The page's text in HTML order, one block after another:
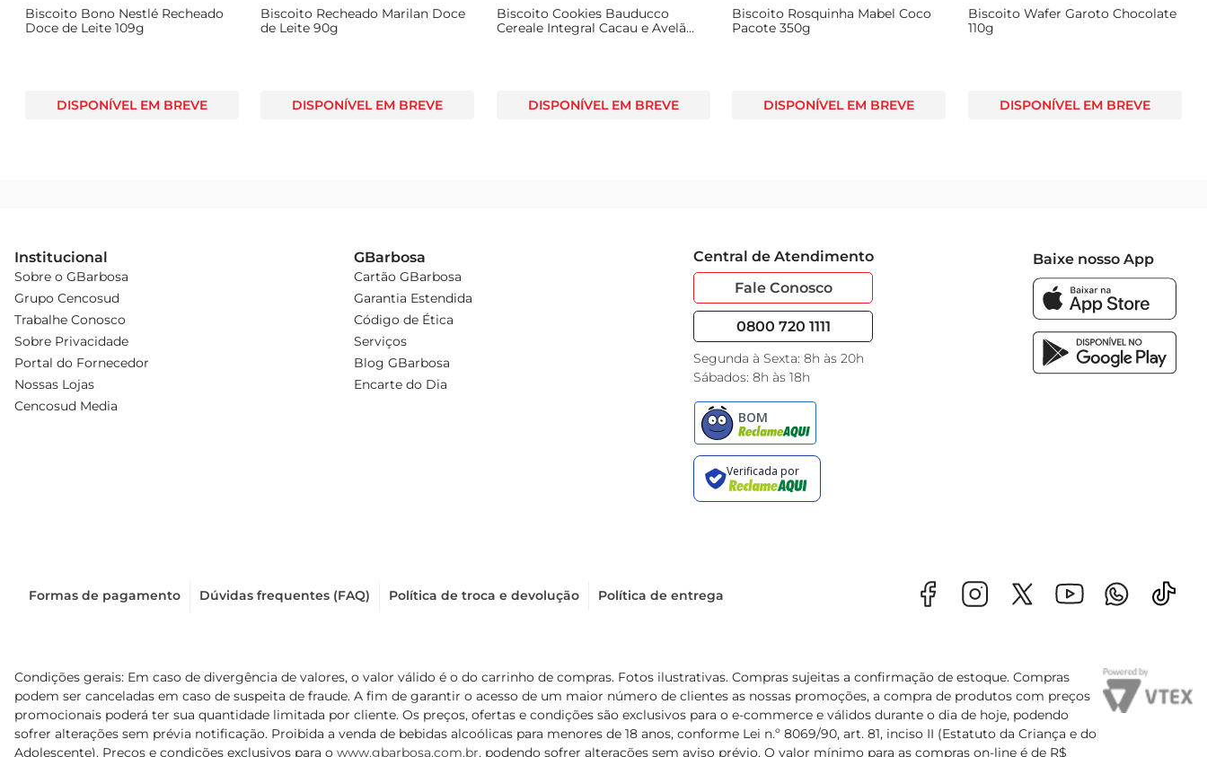
Biscoito Bono Nestlé Recheado
Doce de Leite 109g
DISPONÍVEL EM BREVE
Biscoito Recheado Marilan Doce
de Leite 90g
DISPONÍVEL EM BREVE
Biscoito Cookies Bauducco
Cereale Integral Cacau e Avelã
DISPONÍVEL EM BREVE
Biscoito Rosquinha Mabel Coco
Pacote 350g
DISPONÍVEL EM BREVE
Biscoito Wafer Garoto Chocolate
110g
DISPONÍVEL EM BREVE
Institucional
Sobre o GBarbosa
Grupo Cencosud
Trabalhe Conosco
Sobre Privacidade
Portal do Fornecedor
Nossas Lojas
Cencosud Media
GBarbosa
Cartão GBarbosa
Garantia Estendida
Código de Ética
Serviços
Blog GBarbosa
Encarte do Dia
Central de Atendimento
Fale Conosco
0800 720 1111
Segunda à Sexta: 8h às 20h
Sábados: 8h às 18h
Baixe nosso App
Formas de pagamento Dúvidas frequentes (FAQ) Política de troca e devolução Política de entrega
Condições gerais: Em caso de divergência de valores, o valor válido é o do carrinho de compras. Fotos ilustrativas. Compras sujeitas a confirmação de estoque. Compras
podem ser canceladas em caso de suspeita de fraude. A fim de garantir o acesso de um maior número de clientes as nossas promoções, a compra de produtos com preços
promocionais poderá ter sua quantidade limitada por cliente. Os preços, ofertas e condições são exclusivos para o e-commerce e válidos durante o dia de hoje, podendo
sofrer alterações sem prévia notificação. Proibida a venda de bebidas alcoólicas para menores de 18 anos, conforme Lei n.º 8069/90, art. 81, inciso II (Estatuto da Criança e do
Adolescente). Preços e condições exclusivos para o www.gbarbosa.com.br, podendo sofrer alterações sem aviso prévio. O valor mínimo para as compras on-line é de R$